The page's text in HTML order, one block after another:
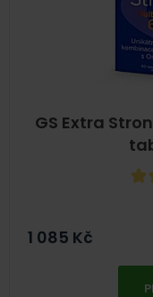
GS Extra
1 085 Kč